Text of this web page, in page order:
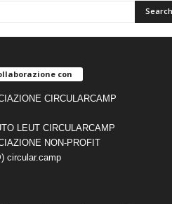
con
CIRCULARCAMP
LEUT CIRCULARCAMP
NON-PROFIT
circular.camp